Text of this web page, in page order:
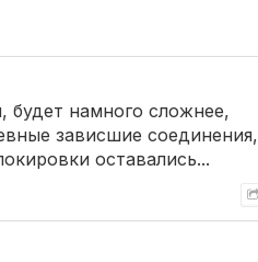
будет намного сложнее,
зависшие соединения,
оставались...